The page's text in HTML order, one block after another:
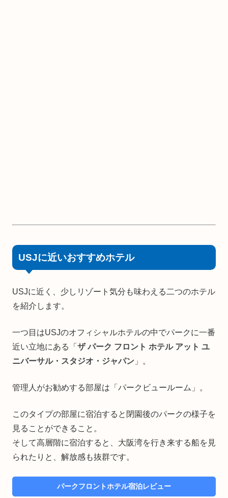
USJに近いおすすめホテル
USJに近く、少しリゾート気分も味わえる二つのホテル
を紹介します。
一つ目はUSJのオフィシャルホテルの中でパークに一番
近い立地にある「 ザ パーク フロント ホテル アット ユ
ニバーサル・スタジオ・ジャパン 」。
管理人がお勧めする部屋は「パークビュールーム」。
このタイプの部屋に宿泊すると閉園後のパークの様子を
見ることができること。
そして高層階に宿泊すると、大阪湾を行き来する船を見
られたりと、解放感も抜群です。
パークフロントホテル宿泊レビュー